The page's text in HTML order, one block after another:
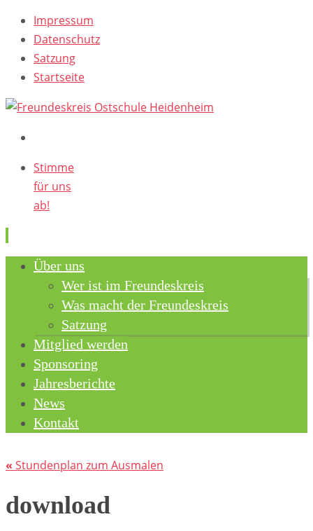
Impressum
Datenschutz
Satzung
Startseite
Stimme
für uns
ab!
Skip Über uns
Wer ist im Freundeskreis
Was macht der Freundeskreis
Satzung
Mitglied werden
Sponsoring
Jahresberichte
News
Kontakt
« Stundenplan zum Ausmalen
download